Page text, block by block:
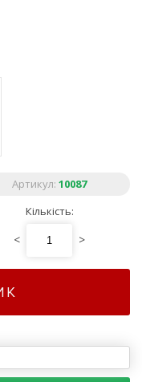
Артикул: 10087
Кількість:
< >